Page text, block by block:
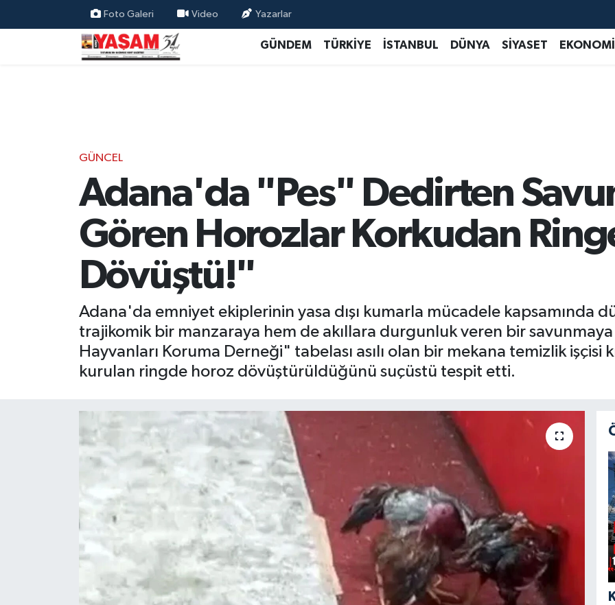
Foto Galeri Video Yazarlar
GÜNDEM TÜRKİYE İSTANBUL DÜNYA SİYASET EKONOMİ
GÜNCEL
Adana'da "Pes" Dedirten
Gören Horozlar Korkudan
Dövüştü!"
Adana'da emniyet ekiplerinin yasa dışı kumarla mücadele kapsamında
trajikomik bir manzaraya hem de akıllara durgunluk veren bir savunmaya
Hayvanları Koruma Derneği" tabelası asılı olan bir mekana temizlik işçisi
kurulan ringde horoz dövüştürüldüğünü suçüstü tespit etti.